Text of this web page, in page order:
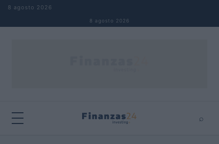
Saltar al contenido
8 agosto 2026
8 agosto 2026
⌕